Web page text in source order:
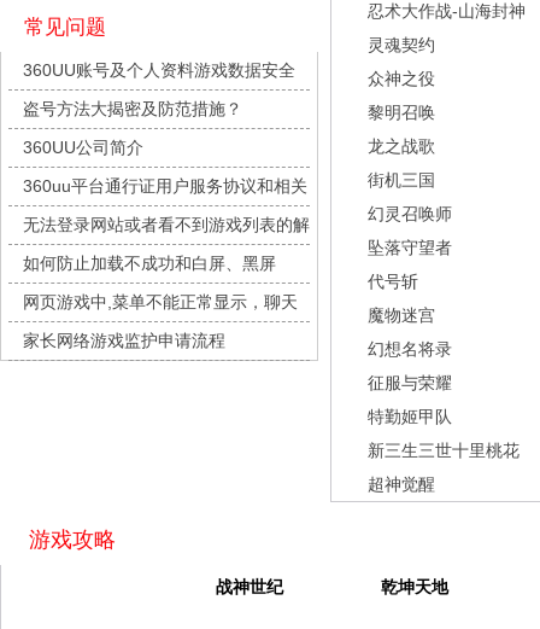
魔物迷宫
每日新服
今日 10:00点
城防三国志
每日新服
今日 10:00点
九梦仙域
每日新服
豌豆大作战
每日新服
今日 10:00点
灵魂序章
每日新服
今日 10:00点
冒险守护
每日新服
今日 10:00点
绝地苍穹
每日新服
今日 10:00点
代号斩
每日新服
今日 10:00点
征服与荣耀
常见问题
360UU账号及个人资料游戏数据安全
盗号方法大揭密及防范措施？
360UU公司简介
360uu平台通行证用户服务协议和相关
的条款和条件
无法登录网站或者看不到游戏列表的解
决方法
如何防止加载不成功和白屏、黑屏
网页游戏中,菜单不能正常显示，聊天
及其它功能不能正常使用的解决办法
家长网络游戏监护申请流程
忍术大作战-山海封神
灵魂契约
众神之役
黎明召唤
龙之战歌
街机三国
幻灵召唤师
坠落守望者
代号斩
魔物迷宫
幻想名将录
征服与荣耀
特勤姬甲队
新三生三世十里桃花
超神觉醒
游戏攻略
战神世纪 乾坤天地